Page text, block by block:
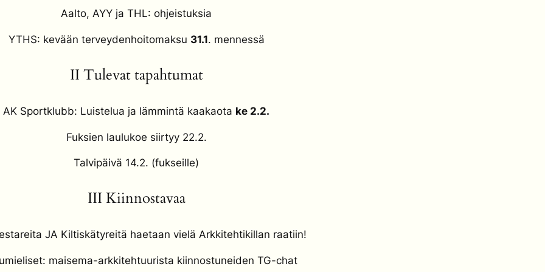
Aalto, AYY ja THL: ohjeistuksia
YTHS: kevään terveydenhoitomaksu 31.1. mennessä
II Tulevat tapahtumat
AK Sportklubb: Luistelua ja lämmintä kaakaota ke 2.2.
Fuksien laulukoe siirtyy 22.2.
Talvipäivä 14.2. (fukseille)
III Kiinnostavaa
JA Kiltiskätyreitä haetaan vielä Arkkitehtikillan raatiin!
maisema-arkkitehtuurista kiinnostuneiden TG-chat